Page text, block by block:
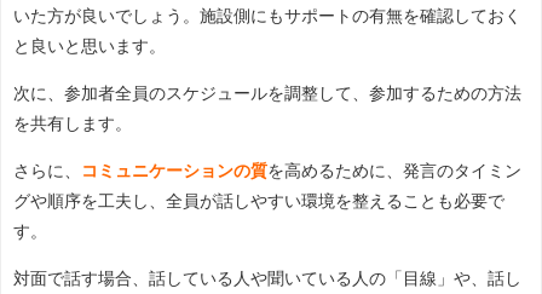
いた方が良いでしょう。施設側にもサポートの有無を確認しておく
と良いと思います。
次に、参加者全員のスケジュールを調整して、参加するための方法
を共有します。
さらに、 コミュニケーションの質を高めるために、発言のタイミン
グや順序を工夫し、全員が話しやすい環境を整えることも必要で
す。
対面で話す場合、話している人や聞いている人の「目線」や、話し